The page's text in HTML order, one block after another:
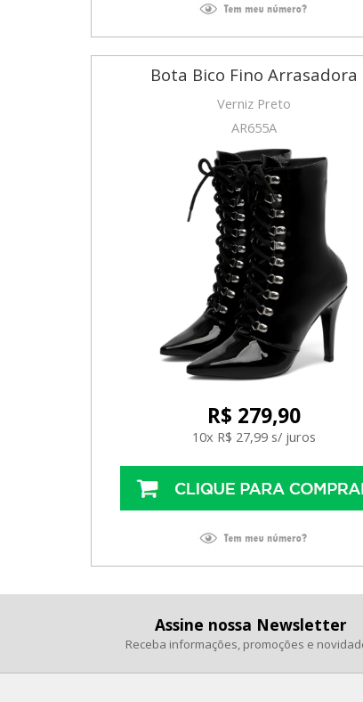
Bota Bico Fino Arrasadora
Verniz Preto
AR655A
R$ 279,90
10x R$ 27,99 s/ juros
Assine nossa Newsletter
Receba informações, promoções e